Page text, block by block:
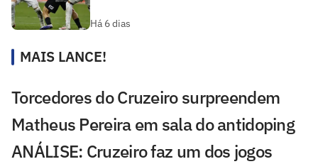
Há 6 dias
MAIS LANCE!
Torcedores do Cruzeiro surpreendem
Matheus Pereira em sala do antidoping
ANÁLISE: Cruzeiro faz um dos jogos